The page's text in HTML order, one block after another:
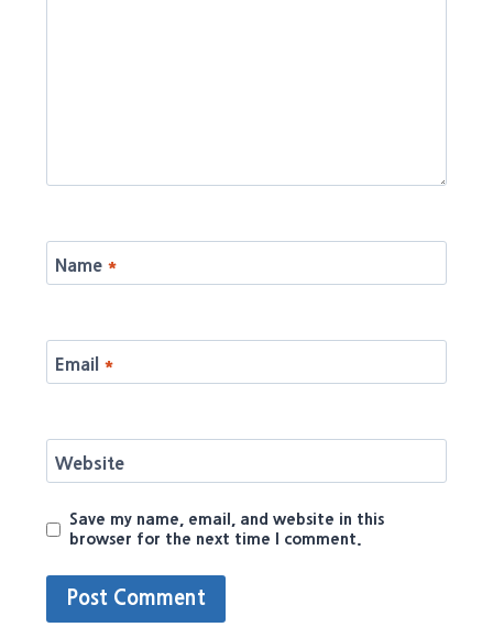
Name *
Email *
Website
Save my name, email, and website in this
browser for the next time I comment.